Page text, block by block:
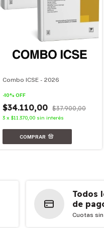
Combo ICSE - 2026
-10%OFF
$34.110,00 $37.900,00
3 x$11.370,00 sin interés
Todos
de
Cuotas